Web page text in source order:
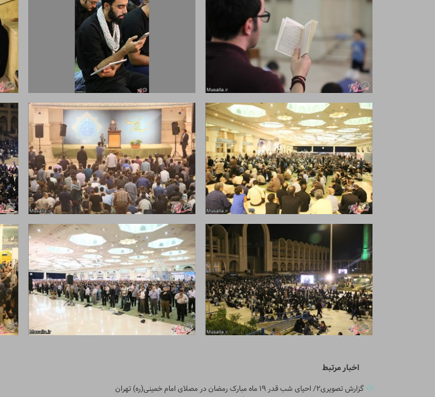
اخبار مرتبط
گزارش تصویری۲/ احیای شب قدر ۱۹ ماه مبارک رمضان در مصلای امام خمینی(ره) تهران